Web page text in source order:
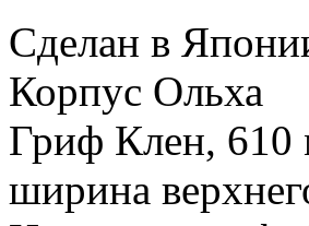
Сделан в
Корпус Ольха
Гриф Клен,
ширина